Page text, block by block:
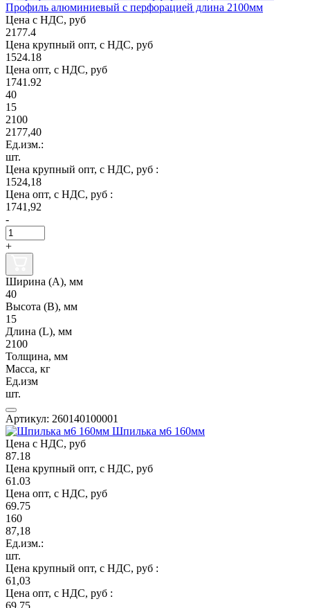
Профиль алюминиевый с перфорацией длина 2100мм
Цена с НДС, руб
2177.4
Цена крупный опт, с НДС, руб
1524.18
Цена опт, с НДС, руб
1741.92
40
15
2100
2177,40
Ед.изм.:
шт.
Цена крупный опт, с НДС, руб :
1524,18
Цена опт, с НДС, руб :
1741,92
-
+
Ширина (А), мм
40
Высота (В), мм
15
Длина (L), мм
2100
Толщина, мм
Масса, кг
Ед.изм
шт.
Артикул: 260140100001
Шпилька м6 160мм
Цена с НДС, руб
87.18
Цена крупный опт, с НДС, руб
61.03
Цена опт, с НДС, руб
69.75
160
87,18
Ед.изм.:
шт.
Цена крупный опт, с НДС, руб :
61,03
Цена опт, с НДС, руб :
69,75